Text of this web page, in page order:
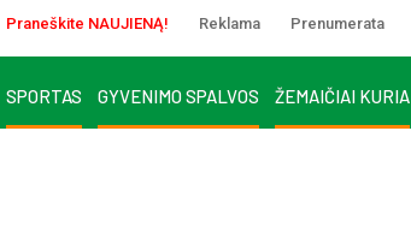
Praneškite NAUJIENĄ! Reklama Prenumerata
SPORTAS GYVENIMO SPALVOS ŽEMAIČIAI KURIA